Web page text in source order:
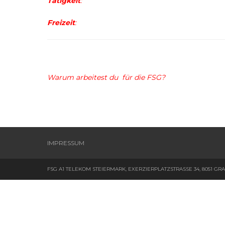
Freizeit:
Warum arbeitest du für die FSG?
IMPRESSUM
FSG A1 TELEKOM STEIERMARK, EXERZIERPLATZSTRASSE 34, 8051